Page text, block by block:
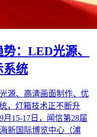
：LED光源、
系统
源、高清画面制作、优
，灯箱技术正不断升
15-17日，闻信第28届
新国际博览中心（浦